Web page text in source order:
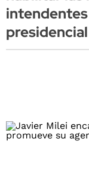
presidencial